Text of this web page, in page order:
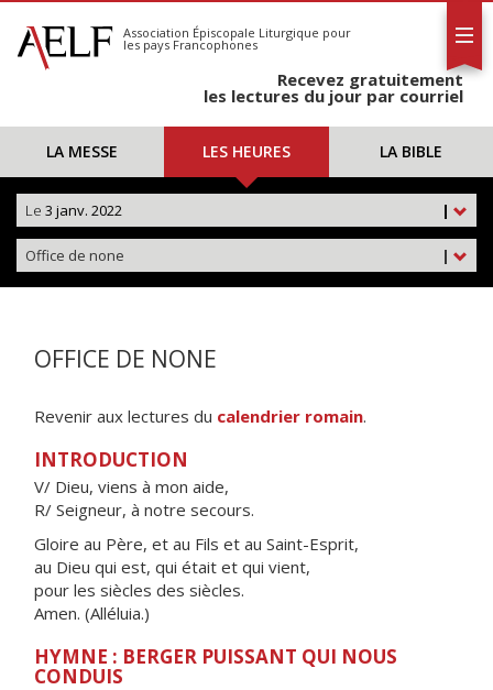
S'abonner
Calendrier
Association Épiscopale Liturgique pour
les pays Francophones
Recevez gratuitement
les lectures du jour par courriel
LA MESSE LES HEURES LA BIBLE
|
Le 3 janv. 2022
|
Office de none
OFFICE DE NONE
Revenir aux lectures du calendrier romain.
INTRODUCTION
V/ Dieu, viens à mon aide,
R/ Seigneur, à notre secours.
Gloire au Père, et au Fils et au Saint-Esprit,
au Dieu qui est, qui était et qui vient,
pour les siècles des siècles.
Amen. (Alléluia.)
HYMNE : BERGER PUISSANT QUI NOUS
CONDUIS